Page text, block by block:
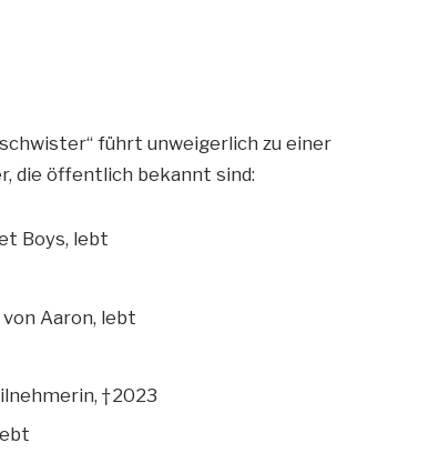
führt unweigerlich zu einer
die öffentlich bekannt sind:
Boys, lebt
Aaron, lebt
† 2023